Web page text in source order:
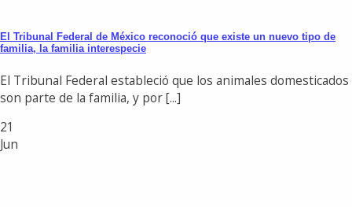
El Tribunal Federal de México reconoció que existe un nuevo tipo de
familia, la familia interespecie
El Tribunal Federal estableció que los animales domesticados
son parte de la familia, y por [...]
21
Jun